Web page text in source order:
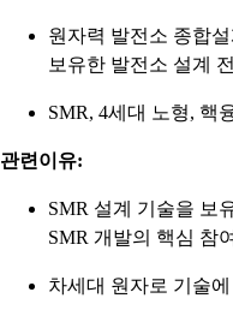
원자력 발전소 종합
보유한 발전소 설계
SMR, 4세대 노형, 핵
관련이유:
SMR 설계 기술을 보
SMR 개발의 핵심 참
차세대 원자로 기술